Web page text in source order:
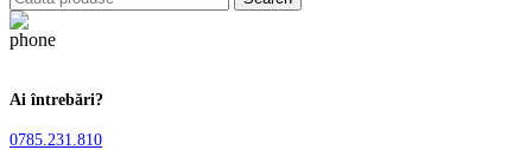
Ai întrebări?
0785.231.810